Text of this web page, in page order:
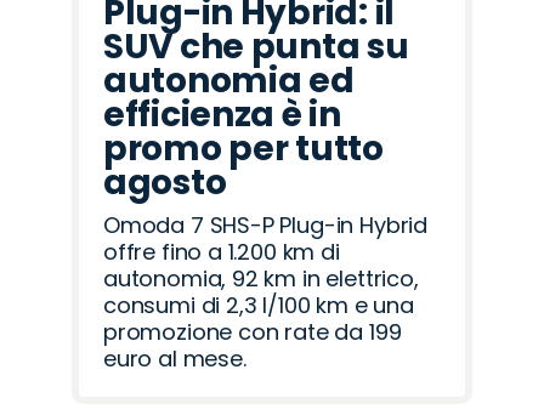
Plug-in Hybrid: il
SUV che punta su
autonomia ed
efficienza è in
promo per tutto
agosto
Omoda 7 SHS-P Plug-in Hybrid
offre fino a 1.200 km di
autonomia, 92 km in elettrico,
consumi di 2,3 l/100 km e una
promozione con rate da 199
euro al mese.